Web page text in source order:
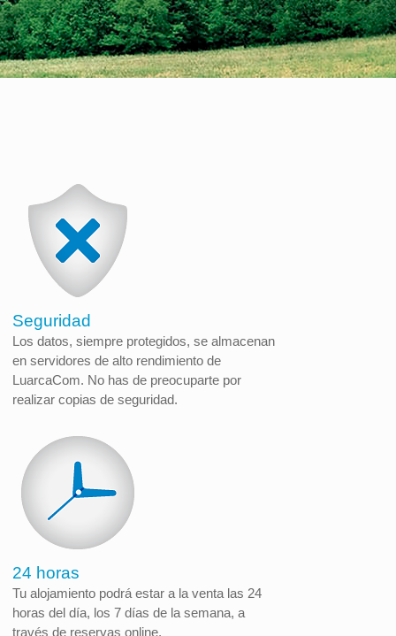
Seguridad
Los datos, siempre protegidos, se almacenan
en servidores de alto rendimiento de
LuarcaCom. No has de preocuparte por
realizar copias de seguridad.
24 horas
Tu alojamiento podrá estar a la venta las 24
horas del día, los 7 días de la semana, a
través de reservas online.